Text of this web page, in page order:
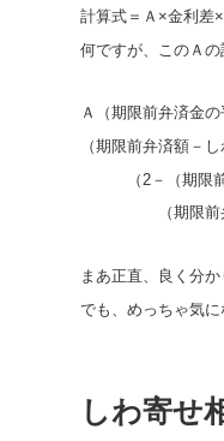
計算式＝Ａ×金利差
何ですが、このＡの
Ａ（期限前弁済金
（期限前弁済額－
（2－（期限前
（期限前弁済時
まあ正直、良く分か
でも、めっちゃ気に
しわ寄せ